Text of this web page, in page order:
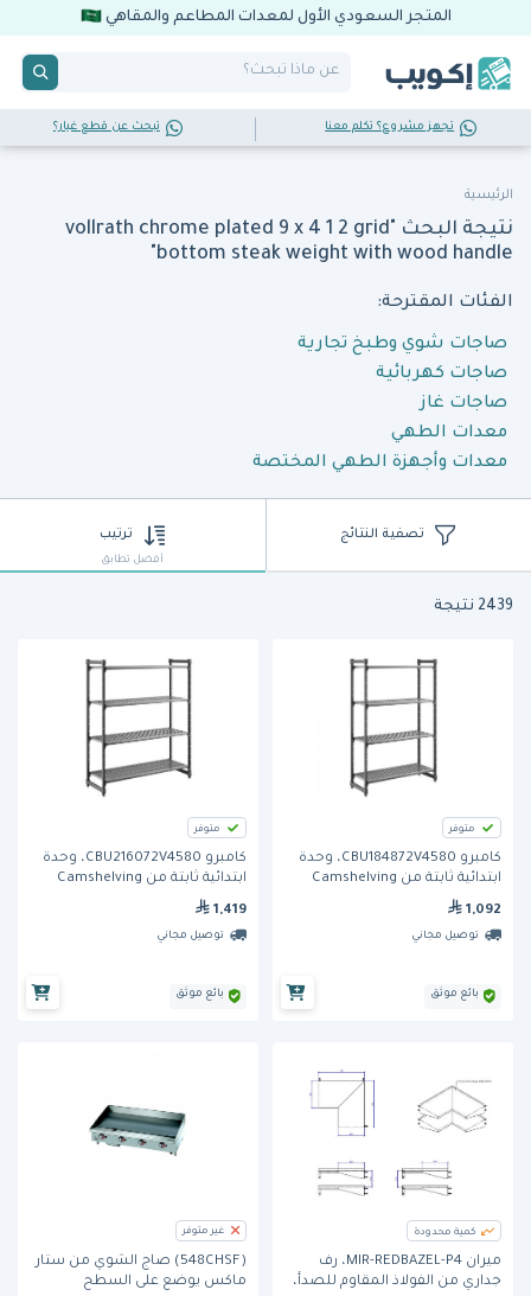
المتجر السعودي الأول لمعدات المطاعم والمقاهي
تجهز مشروع؟ تكلم معنا تبحث عن قطع غيار؟
الرئيسية
نتيجة البحث "vollrath chrome plated 9 x 4 1 2 grid
bottom steak weight with wood handle"
الفئات المقترحة:
صاجات شوي وطبخ تجارية
صاجات كهربائية
صاجات غاز
معدات الطهي
معدات وأجهزة الطهي المختصة
تصفية النتائج ترتيب
أفضل تطابق
2439 نتيجة
متوفر
كامبرو CBU184872V4580، وحدة
ابتدائية ثابتة من Camshelving
أرفف
1,092
توصيل مجاني
بائع موثق
متوفر
كامبرو CBU216072V4580، وحدة
ابتدائية ثابتة من Camshelving
أرفف
1,419
توصيل مجاني
بائع موثق
كمية محدودة
ميران MIR-REDBAZEL-P4، رف
جداري من الفولاذ المقاوم للصدأ،
غير متوفر
(548CHSF) صاج الشوي من ستار
ماكس يوضع على السطح